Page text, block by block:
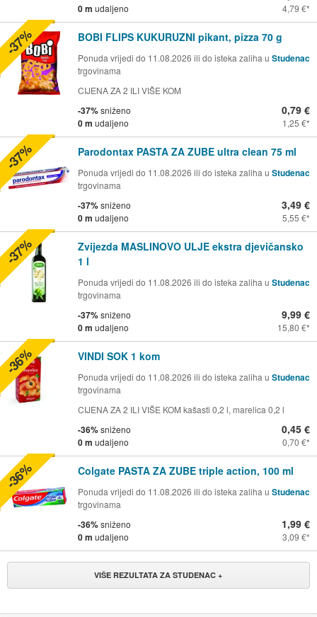
0 m udaljeno 4,79 €
BOBI FLIPS KUKURUZNI pikant, pizza 70 g
Ponuda vrijedi do 11.08.2026 ili do isteka zaliha u Studenac
trgovinama
CIJENA ZA 2 ILI VIŠE KOM
-37%sniženo
0 m udaljeno
0,79 €
1,25 €
-37%
Parodontax PASTA ZA ZUBE ultra clean 75 ml
Ponuda vrijedi do 11.08.2026 ili do isteka zaliha u Studenac
trgovinama
-37%sniženo
0 m udaljeno
3,49 €
5,55 €
-37%
Zvijezda MASLINOVO ULJE ekstra djevičansko
1 l
Ponuda vrijedi do 11.08.2026 ili do isteka zaliha u Studenac
trgovinama
-37%sniženo
0 m udaljeno
9,99 €
15,80 €
-37%
VINDI SOK 1 kom
Ponuda vrijedi do 11.08.2026 ili do isteka zaliha u Studenac
trgovinama
CIJENA ZA 2 ILI VIŠE KOM kašasti 0,2 l, marelica 0,2 l
-36%sniženo
0 m udaljeno
0,45 €
0,70 €
-36%
Colgate PASTA ZA ZUBE triple action, 100 ml
Ponuda vrijedi do 11.08.2026 ili do isteka zaliha u Studenac
trgovinama
-36%sniženo
0 m udaljeno
1,99 €
3,09 €
-36%
VIŠE REZULTATA ZA STUDENAC +